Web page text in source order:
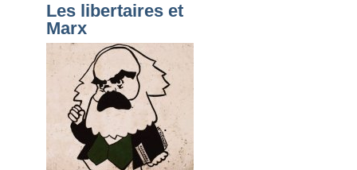
Les libertaires et
Marx